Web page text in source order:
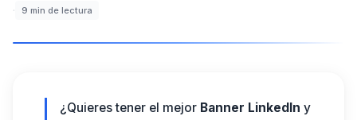
·
9 min de lectura
¿Quieres tener el mejor Banner LinkedIn y